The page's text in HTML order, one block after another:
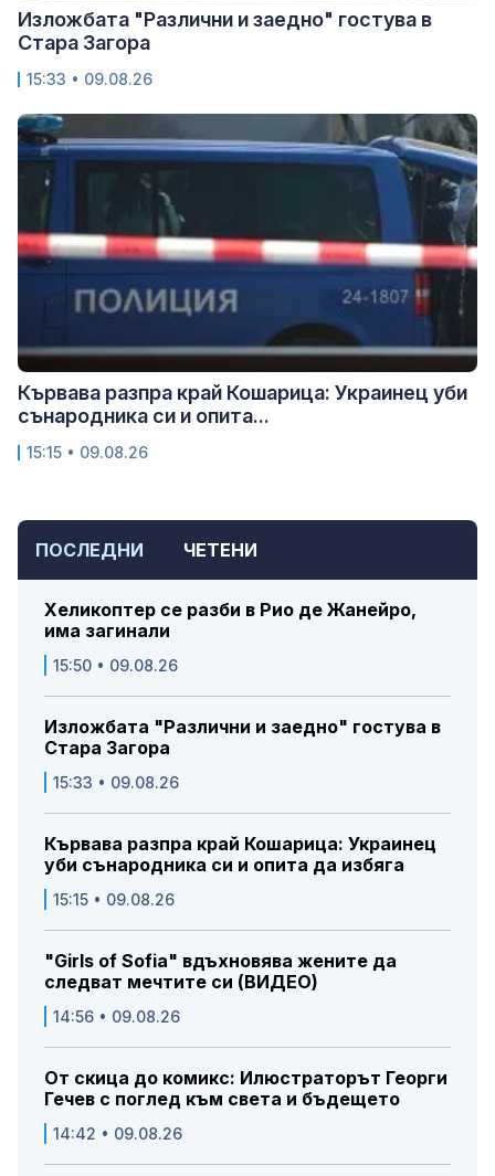
ПОСЛЕДНИ ЧЕТЕНИ
Хеликоптер се разби в Рио де Жанейро,
има загинали
15:50 • 09.08.26
Изложбата "Различни и заедно" гостува в
Стара Загора
15:33 • 09.08.26
Кървава разпра край Кошарица: Украинец
уби сънародника си и опита да избяга
15:15 • 09.08.26
"Girls of Sofia" вдъхновява жените да
следват мечтите си (ВИДЕО)
14:56 • 09.08.26
От скица до комикс: Илюстраторът Георги
Гечев с поглед към света и бъдещето
14:42 • 09.08.26
Изложбата "Различни и заедно" гостува в
Стара Загора
15:33 • 09.08.26
Кървава разпра край Кошарица: Украинец уби
сънародника си и опита...
15:15 • 09.08.26